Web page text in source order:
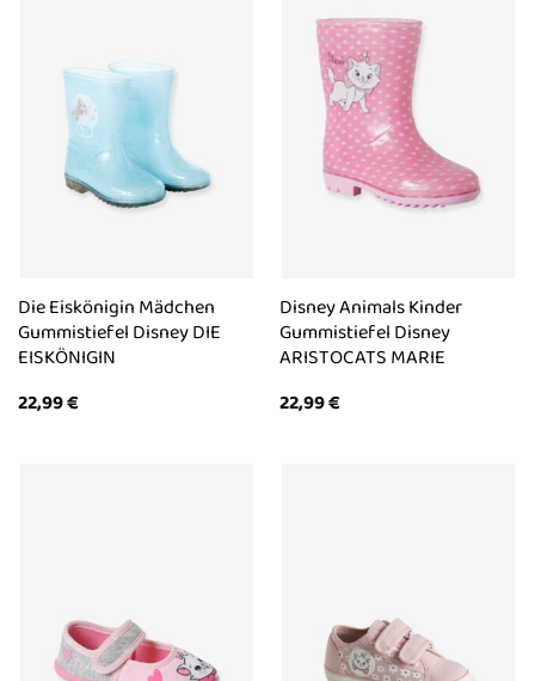
Die Eiskönigin Mädchen
Gummistiefel Disney DIE
EISKÖNIGIN
22,99€
Disney Animals Kinder
Gummistiefel Disney
ARISTOCATS MARIE
22,99€